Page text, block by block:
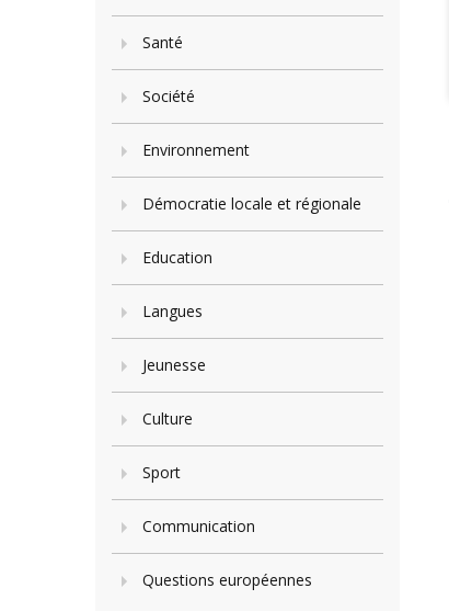
Santé
Société
Environnement
Démocratie locale et régionale
Education
Langues
Jeunesse
Culture
Sport
Communication
Questions européennes